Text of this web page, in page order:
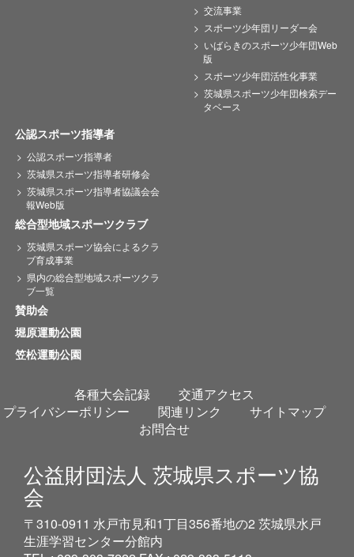
交流事業
スポーツ少年団リーダー会
いばらきのスポーツ少年団Web
版
スポーツ少年団活性化事業
茨城県スポーツ少年団検索デー
タベース
公認スポーツ指導者
公認スポーツ指導者
茨城県スポーツ指導者研修会
茨城県スポーツ指導者協議会会
報Web版
総合型地域スポーツクラブ
茨城県スポーツ協会によるクラ
ブ育成事業
県内の総合型地域スポーツクラ
ブ一覧
賛助会
堀原運動公園
笠松運動公園
各種大会記録
交通アクセス
プライバシーポリシー
関連リンク
サイトマップ
お問合せ
公益財団法人 茨城県スポーツ協
会
〒310-0911 水戸市見和1丁目356番地の2 茨城県水戸
生涯学習センター分館内